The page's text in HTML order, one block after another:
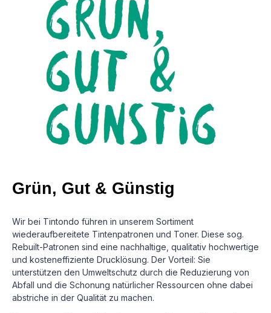
Grün, Gut & Günstig
Wir bei Tintondo führen in unserem Sortiment
wiederaufbereitete Tintenpatronen und Toner. Diese sog.
Rebuilt-Patronen sind eine nachhaltige, qualitativ hochwertige
und kosteneffiziente Drucklösung. Der Vorteil: Sie
unterstützen den Umweltschutz durch die Reduzierung von
Abfall und die Schonung natürlicher Ressourcen ohne dabei
abstriche in der Qualität zu machen.